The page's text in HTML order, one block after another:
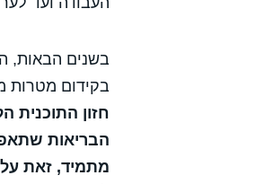
בקידום מטרות
חזון התוכנית
הבריאות
מתמיד, זאת על